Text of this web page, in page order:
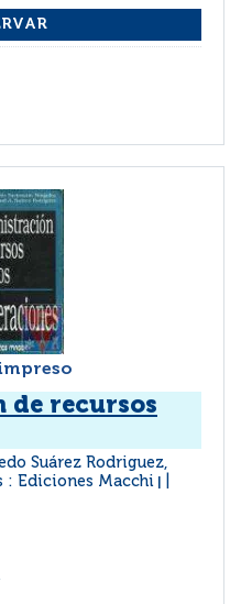
recursos
Suárez Rodriguez,
: Ediciones Macchi